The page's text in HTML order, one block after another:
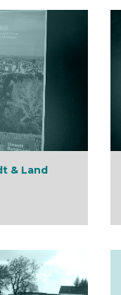
& Land